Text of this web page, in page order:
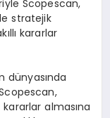
Scopescan,
stratejik
kararlar
dünyasında
almasına